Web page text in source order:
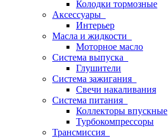
Колодки тормозные
Аксессуары
Интерьер
Масла и жидкости
Моторное масло
Система выпуска
Глушители
Система зажигания
Свечи накаливания
Система питания
Коллекторы впускные
Турбокомпрессоры
Трансмиссия